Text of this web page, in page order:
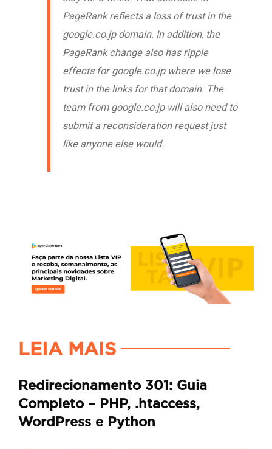
PageRank reflects a loss of trust in the
google.co.jp domain. In addition, the
PageRank change also has ripple
effects for google.co.jp where we lose
trust in the links for that domain. The
team from google.co.jp will also need to
submit a reconsideration request just
like anyone else would.
LEIA MAIS
Redirecionamento 301: Guia
Completo – PHP, .htaccess,
WordPress e Python